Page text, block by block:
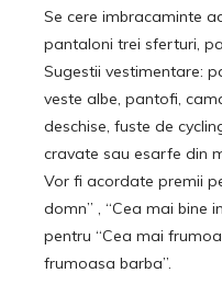
Se cere imbracaminte
pantaloni trei sferturi,
Sugestii vestimentare:
veste albe, pantofi,
deschise, fuste de
cravate sau esarfe din
Vor fi acordate premii
domn” , “Cea mai bine
pentru “Cea mai
frumoasa barba’’.